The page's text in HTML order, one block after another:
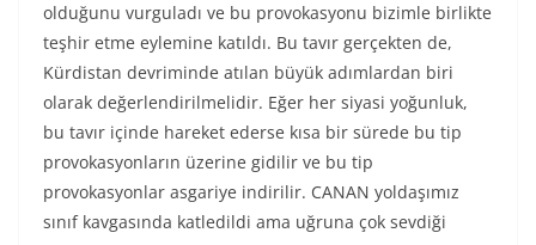
olduğunu vurguladı ve bu provokasyonu bizimle birlikte
teşhir etme eylemine katıldı. Bu tavır gerçekten de,
Kürdistan devriminde atılan büyük adımlardan biri
olarak değerlendirilmelidir. Eğer her siyasi yoğunluk,
bu tavır içinde hareket ederse kısa bir sürede bu tip
provokasyonların üzerine gidilir ve bu tip
provokasyonlar asgariye indirilir. CANAN yoldaşımız
sınıf kavgasında katledildi ama uğruna çok sevdiği